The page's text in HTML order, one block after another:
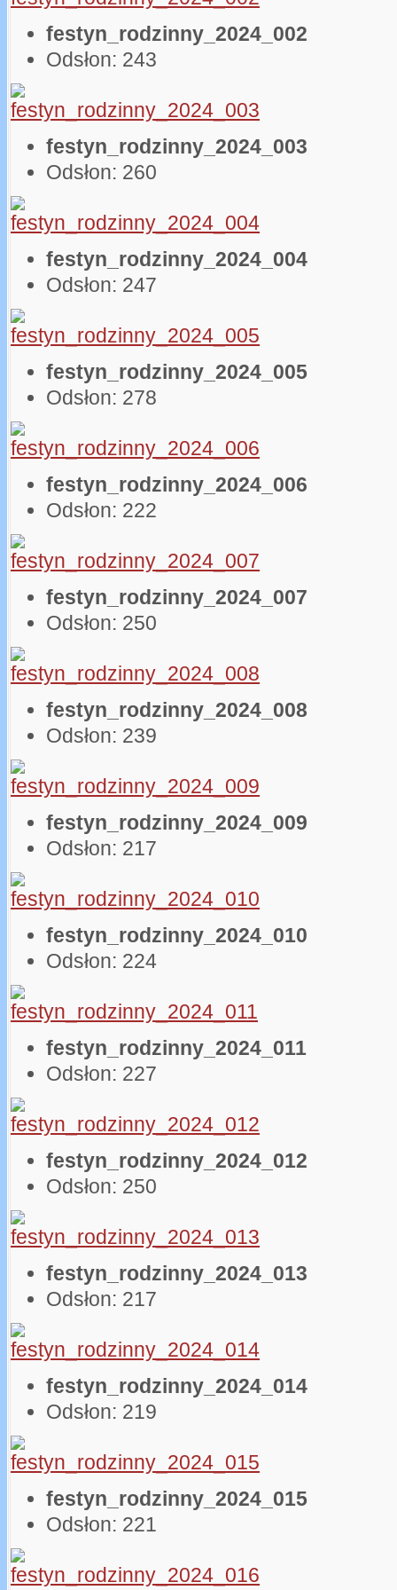
festyn_rodzinny_2024_002
Odsłon: 243
festyn_rodzinny_2024_003
Odsłon: 260
festyn_rodzinny_2024_004
Odsłon: 247
festyn_rodzinny_2024_005
Odsłon: 278
festyn_rodzinny_2024_006
Odsłon: 222
festyn_rodzinny_2024_007
Odsłon: 250
festyn_rodzinny_2024_008
Odsłon: 239
festyn_rodzinny_2024_009
Odsłon: 217
festyn_rodzinny_2024_010
Odsłon: 224
festyn_rodzinny_2024_011
Odsłon: 227
festyn_rodzinny_2024_012
Odsłon: 250
festyn_rodzinny_2024_013
Odsłon: 217
festyn_rodzinny_2024_014
Odsłon: 219
festyn_rodzinny_2024_015
Odsłon: 221